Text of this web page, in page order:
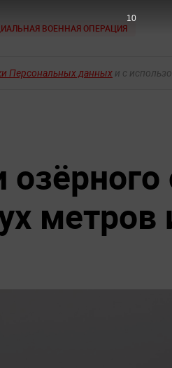
ВОЕННАЯ ОПЕРАЦИЯ
Персональных данных и с
метров
9